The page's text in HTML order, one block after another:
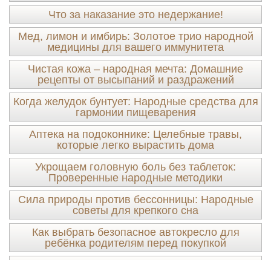
Что за наказание это недержание!
Мед, лимон и имбирь: Золотое трио народной
медицины для вашего иммунитета
Чистая кожа – народная мечта: Домашние
рецепты от высыпаний и раздражений
Когда желудок бунтует: Народные средства для
гармонии пищеварения
Аптека на подоконнике: Целебные травы,
которые легко вырастить дома
Укрощаем головную боль без таблеток:
Проверенные народные методики
Сила природы против бессонницы: Народные
советы для крепкого сна
Как выбрать безопасное автокресло для
ребёнка родителям перед покупкой